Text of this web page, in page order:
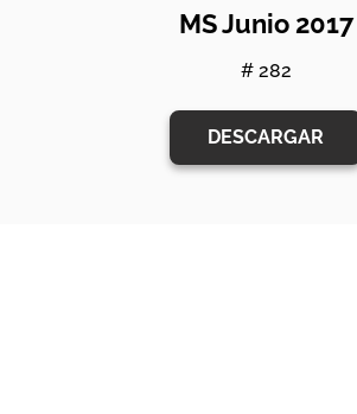
MS Junio 2017
# 282
DESCARGAR